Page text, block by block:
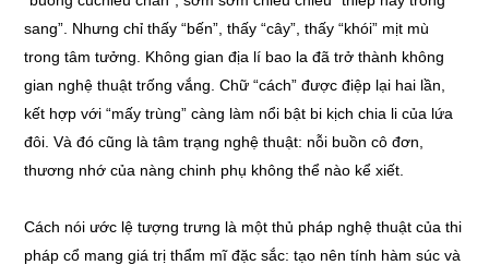
sang”. Nhưng chỉ thấy “bến”, thấy “cây”, thấy “khói” mịt mù
trong tâm tưởng. Không gian địa lí bao la đã trở thành không
gian nghệ thuật trống vắng. Chữ “cách” được điệp lại hai lần,
kết hợp với “mấy trùng” càng làm nổi bật bi kịch chia li của lứa
đôi. Và đó cũng là tâm trạng nghệ thuật: nỗi buồn cô đơn,
thương nhớ của nàng chinh phụ không thể nào kể xiết.
Cách nói ước lệ tượng trưng là một thủ pháp nghệ thuật của thi
pháp cổ mang giá trị thẩm mĩ đặc sắc: tạo nên tính hàm súc và